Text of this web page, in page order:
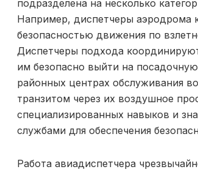
подразделена на несколько
Например, диспетчеры аэродрома
безопасностью движения по
Диспетчеры подхода
им безопасно выйти на
районных центрах обслуживания
транзитом через их воздушное
специализированных навыков и
службами для обеспечения
Работа авиадиспетчера